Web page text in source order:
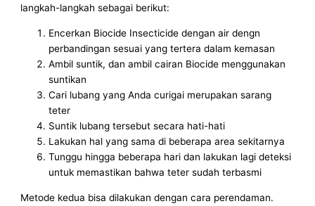
langkah-langkah sebagai berikut:
Encerkan Biocide Insecticide dengan air dengn
perbandingan sesuai yang tertera dalam kemasan
Ambil suntik, dan ambil cairan Biocide menggunakan
suntikan
Cari lubang yang Anda curigai merupakan sarang
teter
Suntik lubang tersebut secara hati-hati
Lakukan hal yang sama di beberapa area sekitarnya
Tunggu hingga beberapa hari dan lakukan lagi deteksi
untuk memastikan bahwa teter sudah terbasmi
Metode kedua bisa dilakukan dengan cara perendaman.